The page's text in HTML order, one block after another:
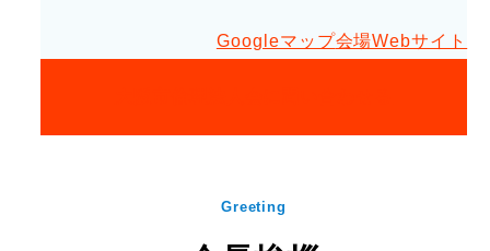
Googleマップ会場Webサイト
Greeting